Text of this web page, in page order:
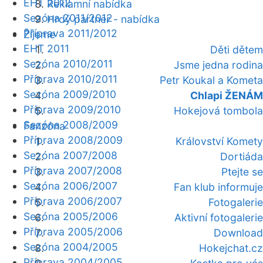
Reklamní nabídka
Hrdý partner - nabídka
Žijeme
Děti dětem
Jsme jedna rodina
Petr Koukal a Kometa
Chlapi ŽENÁM
Hokejová tombola
Fanzóna
Království Komety
Dortiáda
Ptejte se
Fan klub informuje
Fotogalerie
Aktivní fotogalerie
Download
Hokejchat.cz
EHT 2012
Sezóna 2011/2012
Příprava 2011/2012
EHT 2011
Sezóna 2010/2011
Příprava 2010/2011
Sezóna 2009/2010
Příprava 2009/2010
Sezóna 2008/2009
Příprava 2008/2009
Sezóna 2007/2008
Příprava 2007/2008
Sezóna 2006/2007
Příprava 2006/2007
Sezóna 2005/2006
Příprava 2005/2006
Sezóna 2004/2005